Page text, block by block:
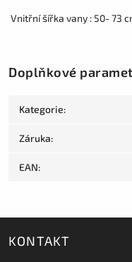
Vnitřní šířka vany : 50- 73
Doplňkové
Kategorie:
Záruka:
EAN:
KONTAKT